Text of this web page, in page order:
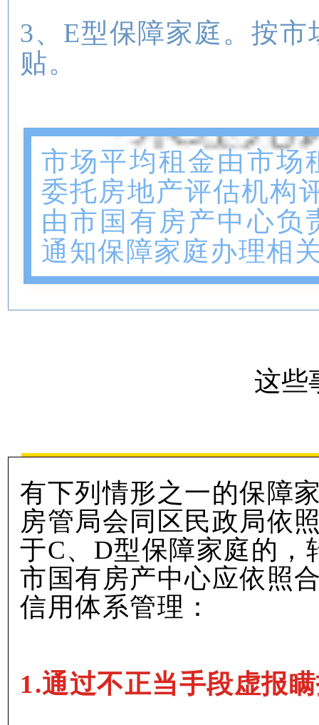
3、E型保障家庭。按市
贴。
市场平均租金由市场
委托房地产评估机构
由市国有房产中心负
通知保障家庭办理相
这些
有下列情形之一的保障
房管局会同区民政局依
于C、D型保障家庭的，
市国有房产中心应依照
信用体系管理：
1.通过不正当手段虚报